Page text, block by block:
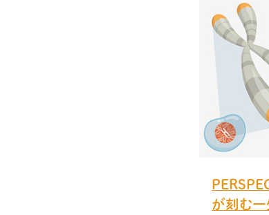
が刻む一